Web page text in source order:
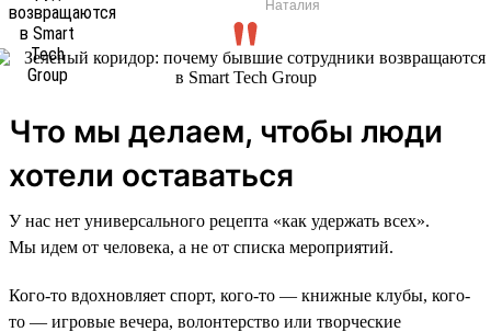
Наталия
Что мы делаем, чтобы люди
хотели оставаться
У нас нет универсального рецепта «как удержать всех».
Мы идем от человека, а не от списка мероприятий.
Кого-то вдохновляет спорт, кого-то — книжные клубы, кого-
то — игровые вечера, волонтерство или творческие